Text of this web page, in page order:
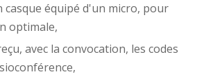
casque équipé d'un micro, pour
optimale,
avec la convocation, les codes